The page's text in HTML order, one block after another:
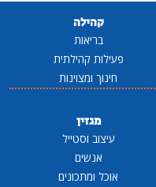
קהילה
בריאות
פעילות קהילתית
חינוך ומצוינות
מגזין
עיצוב וסטייל
אנשים
אוכל ומתכונים